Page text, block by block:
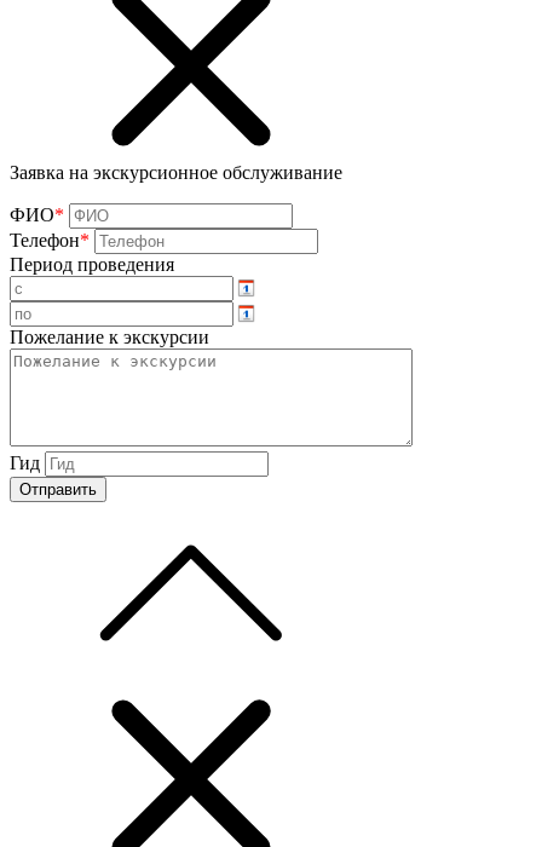
Заявка на экскурсионное обслуживание
ФИО*
Телефон*
Период проведения
Пожелание к экскурсии
Гид